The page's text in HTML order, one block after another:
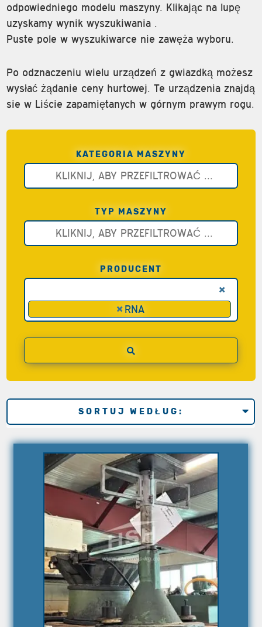
odpowiedniego modelu maszyny. Klikając na lupę
uzyskamy wynik wyszukiwania .
Puste pole w wyszukiwarce nie zawęża wyboru.
Po odznaczeniu wielu urządzeń z gwiazdką możesz
wysłać żądanie ceny hurtowej. Te urządzenia znajdą
sie w Liście zapamiętanych w górnym prawym rogu.
KATEGORIA MASZYNY
TYP MASZYNY
PRODUCENT
×
× RNA